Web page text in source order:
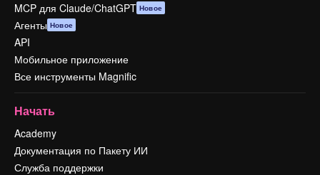
MCP для Claude/ChatGPT Новое
Агенты Новое
API
Мобильное приложение
Все инструменты Magnific
Начать
Academy
Документация по Пакету ИИ
Служба поддержки